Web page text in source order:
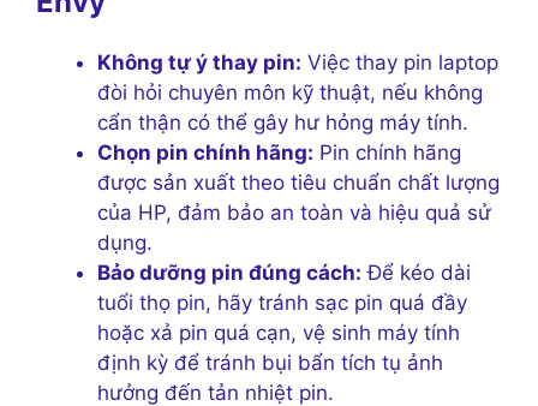
Không tự ý thay pin: Việc thay pin laptop
đòi hỏi chuyên môn kỹ thuật, nếu không
cẩn thận có thể gây hư hỏng máy tính.
Chọn pin chính hãng: Pin chính hãng
được sản xuất theo tiêu chuẩn chất lượng
của HP, đảm bảo an toàn và hiệu quả sử
dụng.
Bảo dưỡng pin đúng cách: Để kéo dài
tuổi thọ pin, hãy tránh sạc pin quá đầy
hoặc xả pin quá cạn, vệ sinh máy tính
định kỳ để tránh bụi bẩn tích tụ ảnh
hưởng đến tản nhiệt pin.